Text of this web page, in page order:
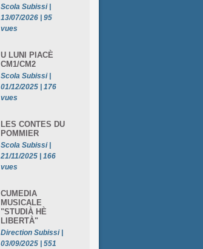
Scola Subissi |
13/07/2026 | 95
vues
U LUNI PIACÈ
CM1/CM2
Scola Subissi |
01/12/2025 | 176
vues
LES CONTES DU
POMMIER
Scola Subissi |
21/11/2025 | 166
vues
CUMEDIA
MUSICALE
"STUDIÀ HÈ
LIBERTÀ"
Direction Subissi |
03/09/2025 | 551